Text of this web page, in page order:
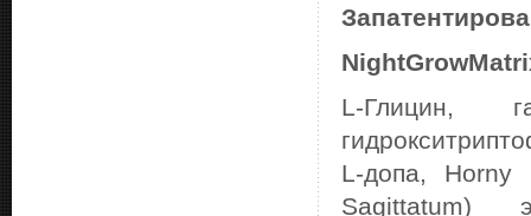
NightGrow
L-Глицин,
L-допа, Horny
Sagittatum)